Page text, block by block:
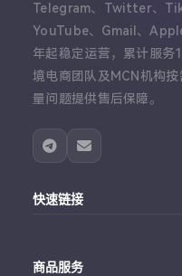
Telegram、Twitter、
YouTube、Gmail、
年起稳定运营，累计服务
境电商团队及MCN机构
量问题提供售后保障。
快速链接
商品服务